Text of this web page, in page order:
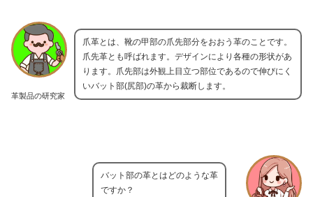
革製品の研究家
爪革とは、靴の甲部の爪先部分をおおう革のことです。
爪先革とも呼ばれます。デザインにより各種の形状があ
ります。爪先部は外観上目立つ部位であるので伸びにく
いバット部(尻部)の革から裁断します。
バット部の革とはどのような革
ですか？